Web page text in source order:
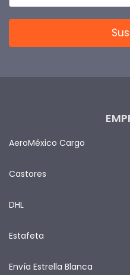
AeroMéxico Cargo
Castores
DHL
Estafeta
Envía Estrella Blanca